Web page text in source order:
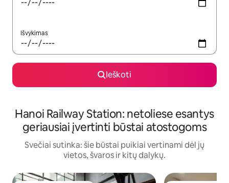
Išvykimas
Ieškoti
Hanoi Railway Station: netoliese esantys
geriausiai įvertinti būstai atostogoms
Svečiai sutinka: šie būstai puikiai vertinami dėl jų
vietos, švaros ir kitų dalykų.